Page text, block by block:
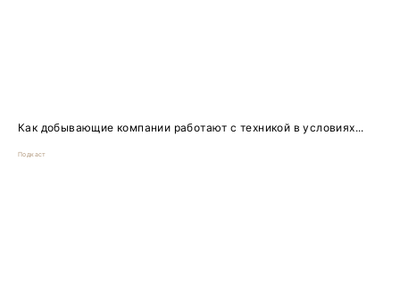
Как добывающие компании работают с техникой в условиях...
Подкаст